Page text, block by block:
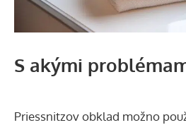
S akými
Priessnitzov obklad možno